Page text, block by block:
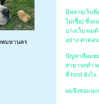
พมหานคร
มีหลายเว็บที่
ไม่เชื่อ) ซึ่งผ
บางเว็บ ผม
อย่าง ค่าตอ
ปัญหาที่ผมพบ
สามารถทำ
ที่ host ยังไ
ผมจึงขอแนะ